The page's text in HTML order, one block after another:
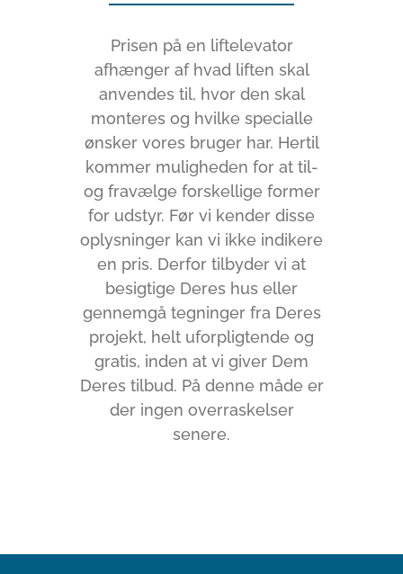
Prisen på en liftelevator
afhænger af hvad liften skal
anvendes til, hvor den skal
monteres og hvilke specialle
ønsker vores bruger har. Hertil
kommer muligheden for at til-
og fravælge forskellige former
for udstyr. Før vi kender disse
oplysninger kan vi ikke indikere
en pris. Derfor tilbyder vi at
besigtige Deres hus eller
gennemgå tegninger fra Deres
projekt, helt uforpligtende og
gratis, inden at vi giver Dem
Deres tilbud. På denne måde er
der ingen overraskelser
senere.